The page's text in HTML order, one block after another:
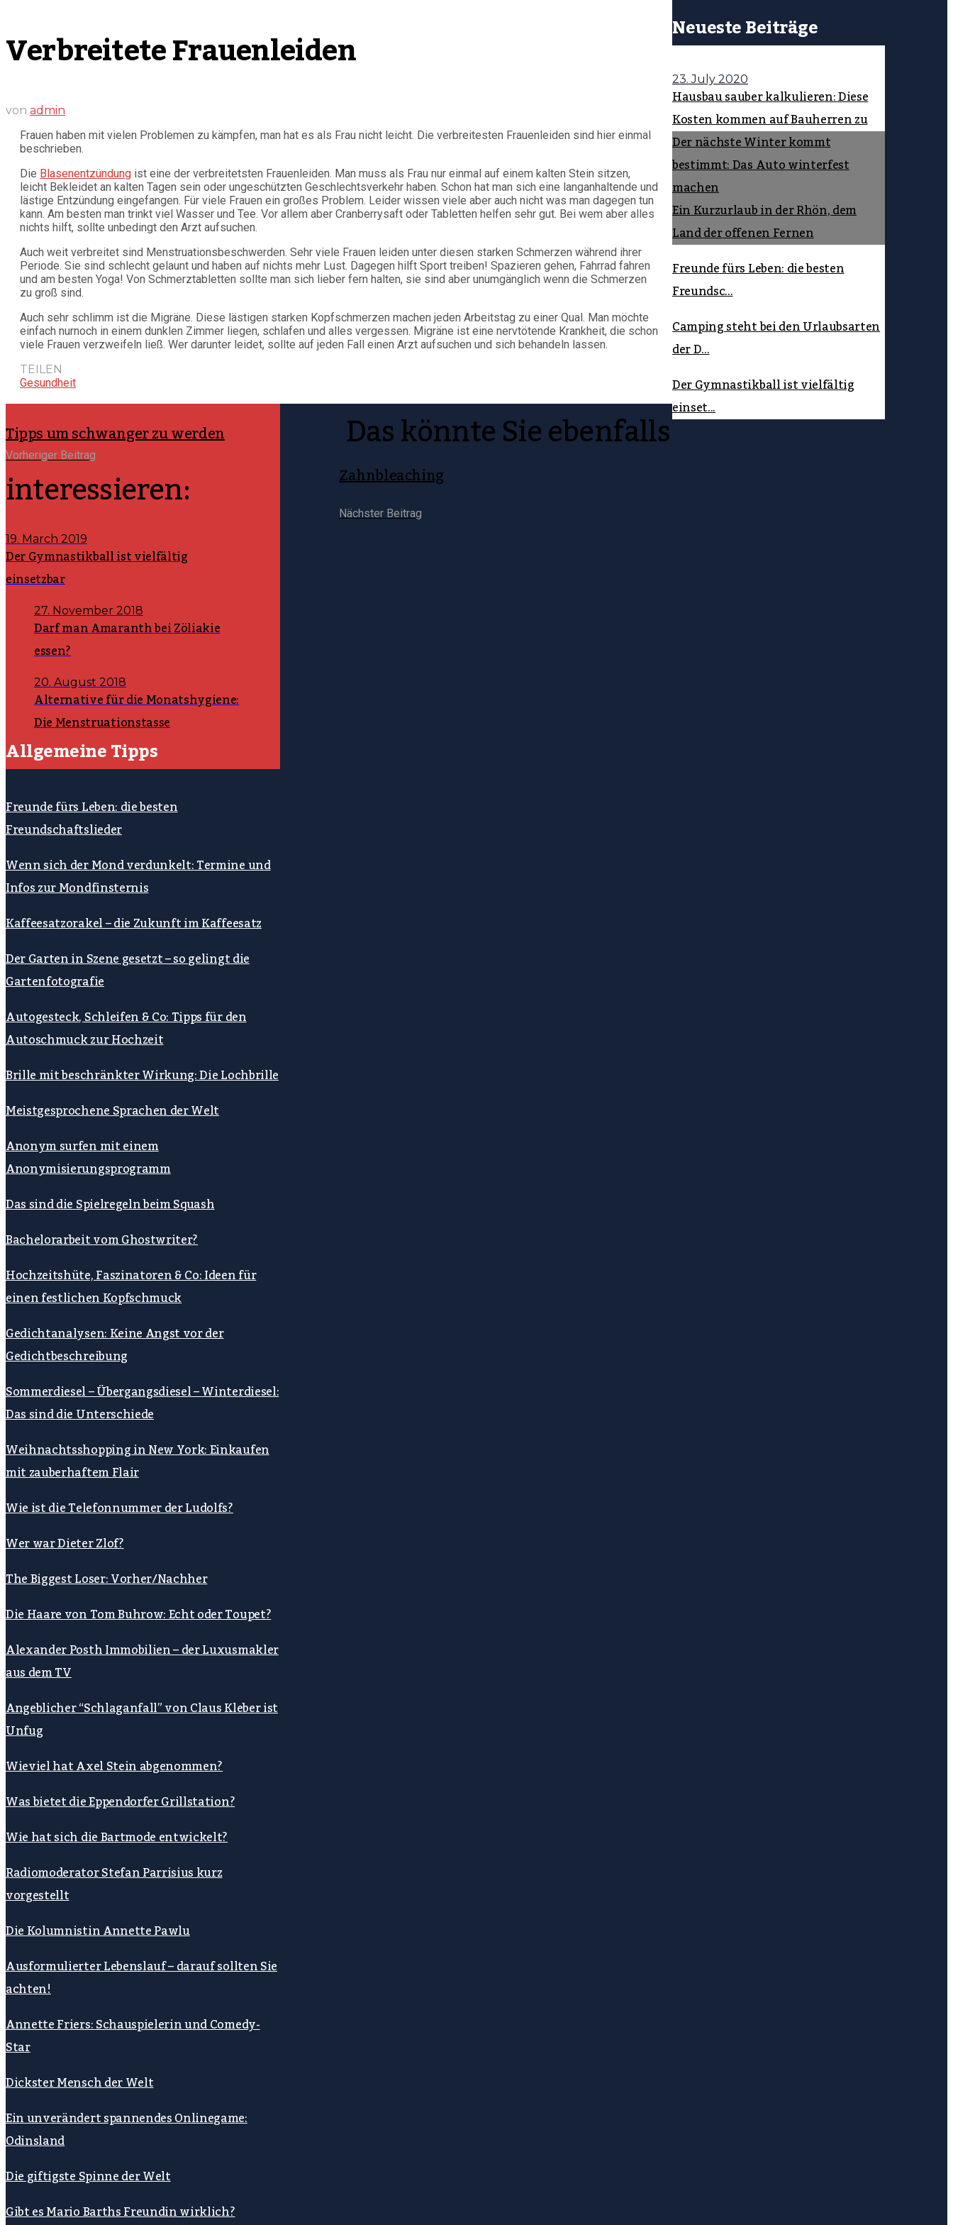
Verbreitete Frauenleiden
von admin
Frauen haben mit vielen Problemen zu kämpfen, man hat es als Frau nicht leicht. Die verbreitesten Frauenleiden sind hier einmal
beschrieben.
Die Blasenentzündung ist eine der verbreitetsten Frauenleiden. Man muss als Frau nur einmal auf einem kalten Stein sitzen,
leicht Bekleidet an kalten Tagen sein oder ungeschützten Geschlechtsverkehr haben. Schon hat man sich eine langanhaltende und
lästige Entzündung eingefangen. Für viele Frauen ein großes Problem. Leider wissen viele aber auch nicht was man dagegen tun
kann. Am besten man trinkt viel Wasser und Tee. Vor allem aber Cranberrysaft oder Tabletten helfen sehr gut. Bei wem aber alles
nichts hilft, sollte unbedingt den Arzt aufsuchen.
Auch weit verbreitet sind Menstruationsbeschwerden. Sehr viele Frauen leiden unter diesen starken Schmerzen während ihrer
Periode. Sie sind schlecht gelaunt und haben auf nichts mehr Lust. Dagegen hilft Sport treiben! Spazieren gehen, Fahrrad fahren
und am besten Yoga! Von Schmerztabletten sollte man sich lieber fern halten, sie sind aber unumgänglich wenn die Schmerzen
zu groß sind.
Auch sehr schlimm ist die Migräne. Diese lästigen starken Kopfschmerzen machen jeden Arbeitstag zu einer Qual. Man möchte
einfach nurnoch in einem dunklen Zimmer liegen, schlafen und alles vergessen. Migräne ist eine nervtötende Krankheit, die schon
viele Frauen verzweifeln ließ. Wer darunter leidet, sollte auf jeden Fall einen Arzt aufsuchen und sich behandeln lassen.
TEILEN
Gesundheit
Tipps um schwanger zu werden
Vorheriger Beitrag
Zahnbleaching
Nächster Beitrag
Das könnte Sie ebenfalls
interessieren:
19. March 2019
Der Gymnastikball ist vielfältig
einsetzbar
27. November 2018
Darf man Amaranth bei Zöliakie
essen?
20. August 2018
Alternative für die Monatshygiene:
Die Menstruationstasse
Neueste Beiträge
23. July 2020
Hausbau sauber kalkulieren: Diese
Kosten kommen auf Bauherren zu
Der nächste Winter kommt
bestimmt: Das Auto winterfest
machen
Ein Kurzurlaub in der Rhön, dem
Land der offenen Fernen
Freunde fürs Leben: die besten
Freundsc...
Camping steht bei den Urlaubsarten
der D...
Der Gymnastikball ist vielfältig
einset...
Allgemeine Tipps
Freunde fürs Leben: die besten
Freundschaftslieder
Wenn sich der Mond verdunkelt: Termine und
Infos zur Mondfinsternis
Kaffeesatzorakel – die Zukunft im Kaffeesatz
Der Garten in Szene gesetzt – so gelingt die
Gartenfotografie
Autogesteck, Schleifen & Co: Tipps für den
Autoschmuck zur Hochzeit
Brille mit beschränkter Wirkung: Die Lochbrille
Meistgesprochene Sprachen der Welt
Anonym surfen mit einem
Anonymisierungsprogramm
Das sind die Spielregeln beim Squash
Bachelorarbeit vom Ghostwriter?
Hochzeitshüte, Faszinatoren & Co: Ideen für
einen festlichen Kopfschmuck
Gedichtanalysen: Keine Angst vor der
Gedichtbeschreibung
Sommerdiesel – Übergangsdiesel – Winterdiesel:
Das sind die Unterschiede
Weihnachtsshopping in New York: Einkaufen
mit zauberhaftem Flair
Wie ist die Telefonnummer der Ludolfs?
Wer war Dieter Zlof?
The Biggest Loser: Vorher/Nachher
Die Haare von Tom Buhrow: Echt oder Toupet?
Alexander Posth Immobilien – der Luxusmakler
aus dem TV
Angeblicher “Schlaganfall” von Claus Kleber ist
Unfug
Wieviel hat Axel Stein abgenommen?
Was bietet die Eppendorfer Grillstation?
Wie hat sich die Bartmode entwickelt?
Radiomoderator Stefan Parrisius kurz
vorgestellt
Die Kolumnistin Annette Pawlu
Ausformulierter Lebenslauf – darauf sollten Sie
achten!
Annette Friers: Schauspielerin und Comedy-
Star
Dickster Mensch der Welt
Ein unverändert spannendes Onlinegame:
Odinsland
Die giftigste Spinne der Welt
Gibt es Mario Barths Freundin wirklich?